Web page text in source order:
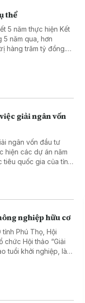
thể
5 năm thực hiện Kết
5 năm qua, hơn
hàng trăm tỷ đồng.
giải ngân vốn
ngân vốn đầu tư
hiện các dự án năm
tiêu quốc gia của tỉnh
nghiệp hữu cơ
Phú Thọ, Hội
chức Hội thảo “Giải
tuổi khởi nghiệp, làm